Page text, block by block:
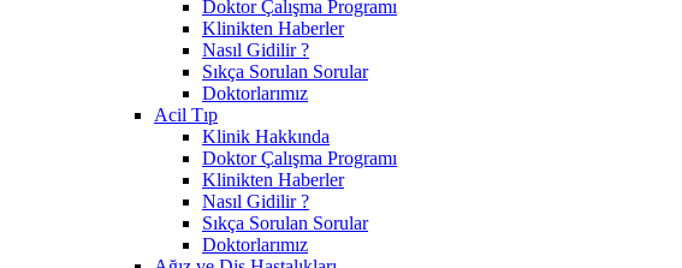
Doktor Çalışma Programı
Klinikten Haberler
Nasıl Gidilir ?
Sıkça Sorulan Sorular
Doktorlarımız
Acil Tıp
Klinik Hakkında
Doktor Çalışma Programı
Klinikten Haberler
Nasıl Gidilir ?
Sıkça Sorulan Sorular
Doktorlarımız